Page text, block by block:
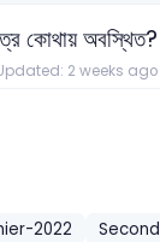
কোথায় অবস্থিত?
2 weeks ago
2022